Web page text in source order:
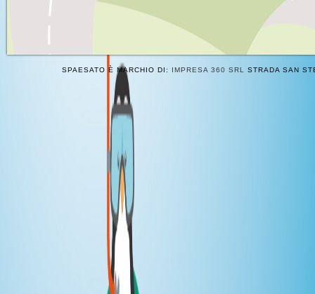
SPAESATO È MARCHIO DI: IMPRESA 360 SRL STRADA SAN